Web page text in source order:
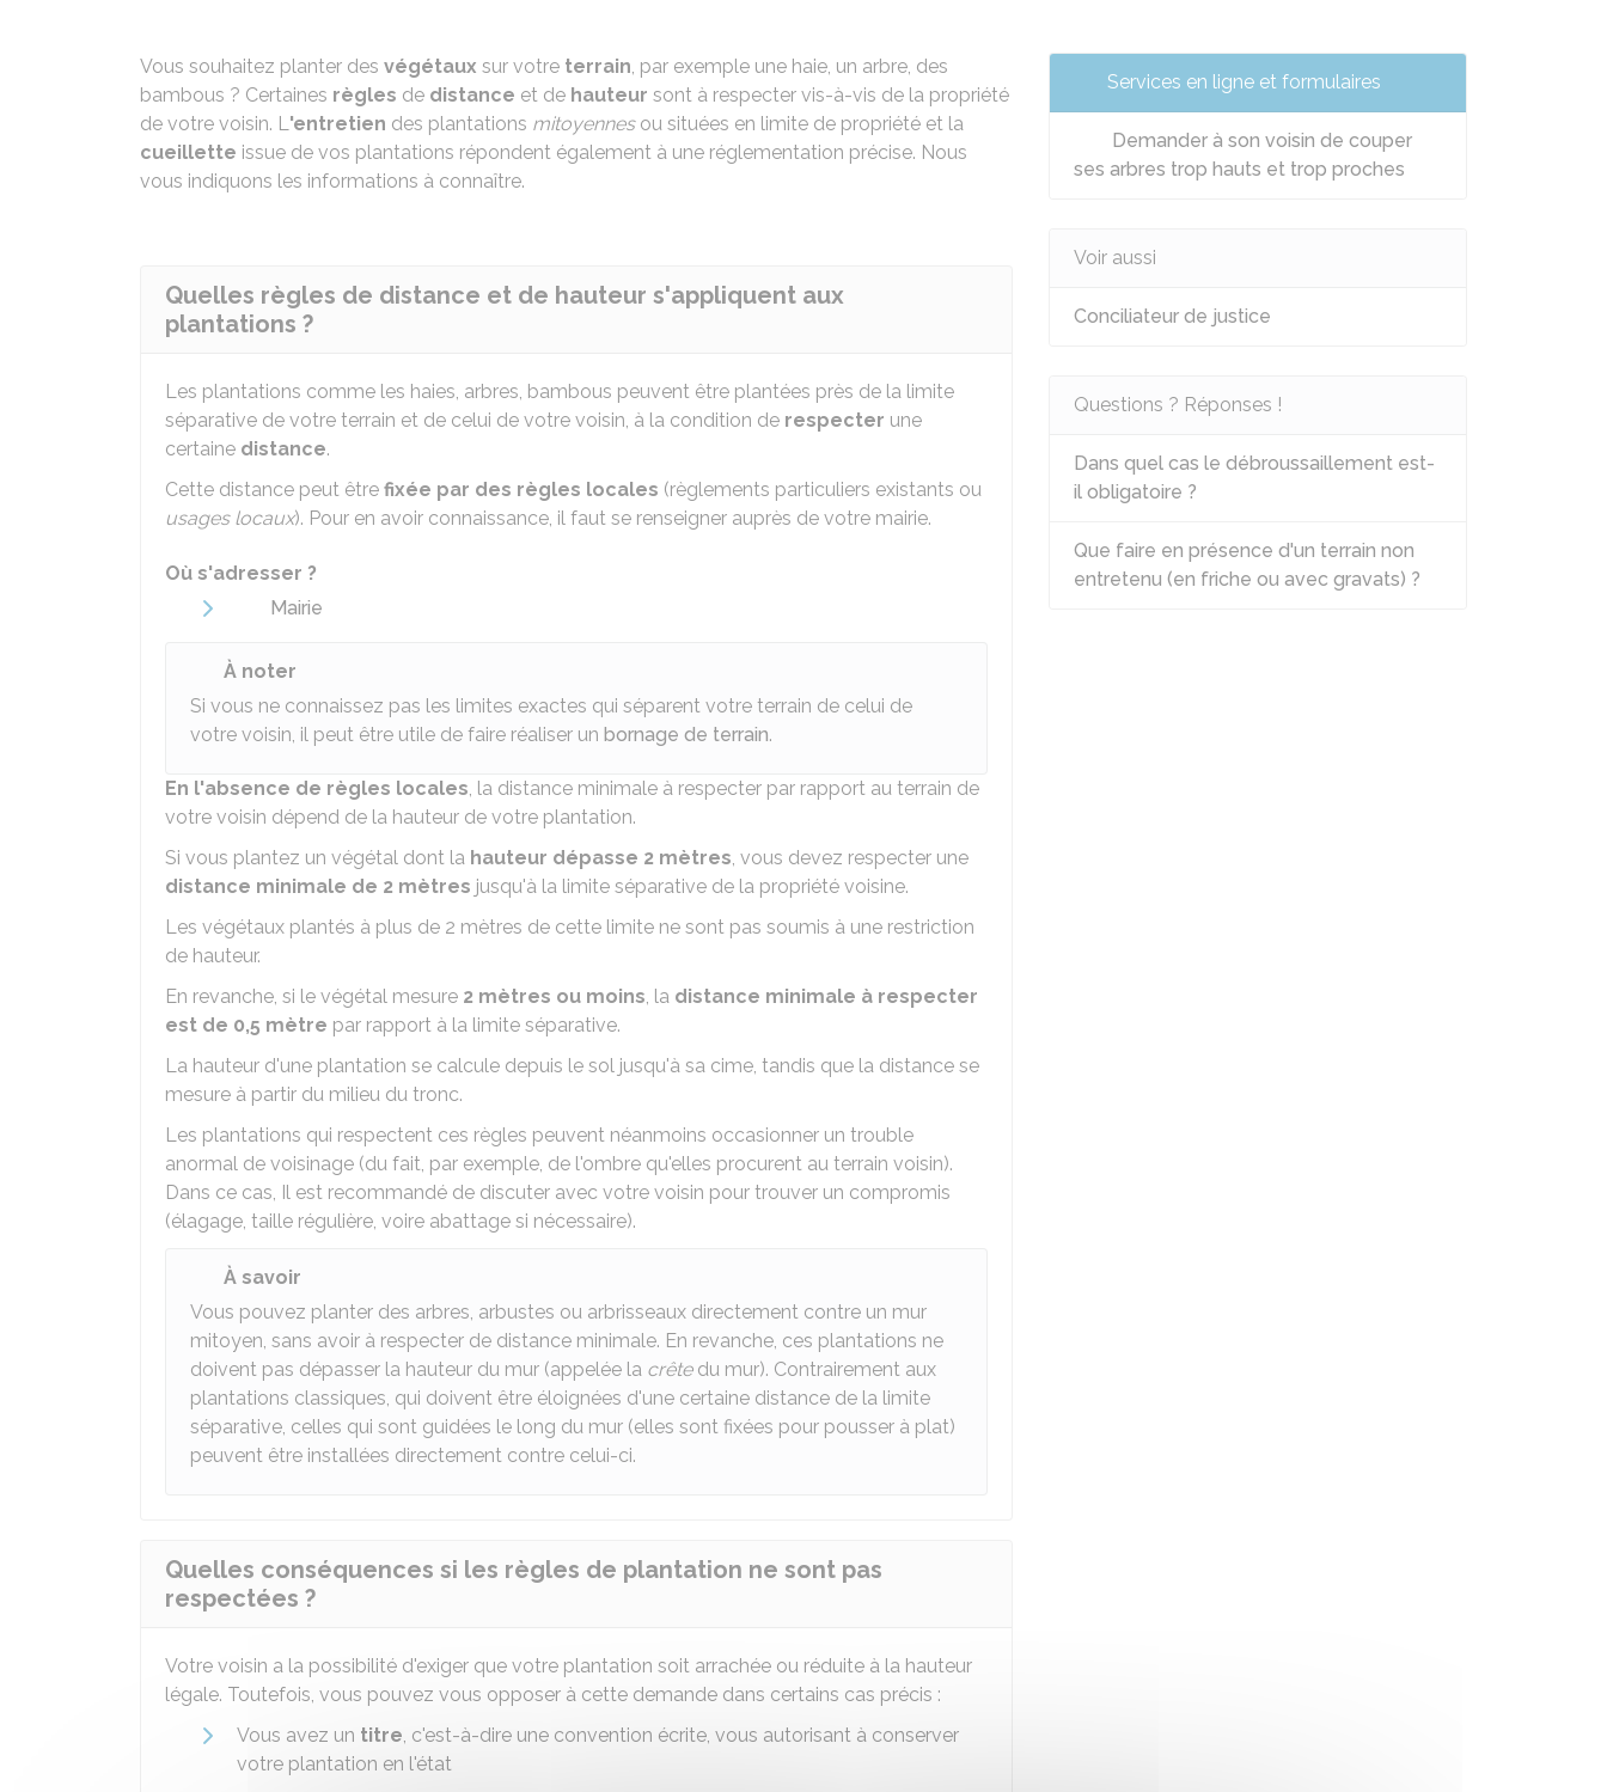
Vous souhaitez planter des végétaux sur votre terrain, par exemple une haie, un arbre, des
bambous ? Certaines règles de distance et de hauteur sont à respecter vis-à-vis de la propriété
de votre voisin. L'entretien des plantations mitoyennesou situées en limite de propriété et la
cueillette issue de vos plantations répondent également à une réglementation précise. Nous
vous indiquons les informations à connaître.
Quelles règles de distance et de hauteur s'appliquent aux
plantations ?
Les plantations comme les haies, arbres, bambous peuvent être plantées près de la limite
séparative de votre terrain et de celui de votre voisin, à la condition de respecter une
certaine distance.
Cette distance peut être fixée par des règles locales (règlements particuliers existants ou
usages locaux). Pour en avoir connaissance, il faut se renseigner auprès de votre mairie.
Où s'adresser ?
Mairie
À noter
Si vous ne connaissez pas les limites exactes qui séparent votre terrain de celui de
votre voisin, il peut être utile de faire réaliser un bornage de terrain.
En l'absence de règles locales, la distance minimale à respecter par rapport au terrain de
votre voisin dépend de la hauteur de votre plantation.
Si vous plantez un végétal dont la hauteur dépasse 2 mètres, vous devez respecter une
distance minimale de 2 mètres jusqu'à la limite séparative de la propriété voisine.
Les végétaux plantés à plus de 2 mètres de cette limite ne sont pas soumis à une restriction
de hauteur.
En revanche, si le végétal mesure 2 mètres ou moins, la distance minimale à respecter
est de 0,5 mètre par rapport à la limite séparative.
La hauteur d'une plantation se calcule depuis le sol jusqu'à sa cime, tandis que la distance se
mesure à partir du milieu du tronc.
Les plantations qui respectent ces règles peuvent néanmoins occasionner un trouble
anormal de voisinage (du fait, par exemple, de l'ombre qu'elles procurent au terrain voisin).
Dans ce cas, Il est recommandé de discuter avec votre voisin pour trouver un compromis
(élagage, taille régulière, voire abattage si nécessaire).
À savoir
Vous pouvez planter des arbres, arbustes ou arbrisseaux directement contre un mur
mitoyen, sans avoir à respecter de distance minimale. En revanche, ces plantations ne
doivent pas dépasser la hauteur du mur (appelée la crêtedu mur). Contrairement aux
plantations classiques, qui doivent être éloignées d'une certaine distance de la limite
séparative, celles qui sont guidées le long du mur (elles sont fixées pour pousser à plat)
peuvent être installées directement contre celui-ci.
Quelles conséquences si les règles de plantation ne sont pas
respectées ?
Votre voisin a la possibilité d'exiger que votre plantation soit arrachée ou réduite à la hauteur
légale. Toutefois, vous pouvez vous opposer à cette demande dans certains cas précis :
Vous avez un titre, c'est-à-dire une convention écrite, vous autorisant à conserver
votre plantation en l'état
Services en ligne et formulaires
Demander à son voisin de couper
ses arbres trop hauts et trop proches
Voir aussi
Conciliateur de justice
Questions ? Réponses !
Dans quel cas le débroussaillement est-
il obligatoire ?
Que faire en présence d'un terrain non
entretenu (en friche ou avec gravats) ?